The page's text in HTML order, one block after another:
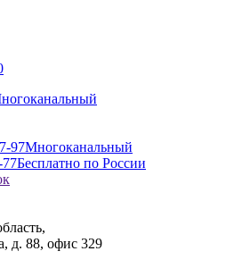
97Многоканальный
77Бесплатно по России
д. 88, офис 329